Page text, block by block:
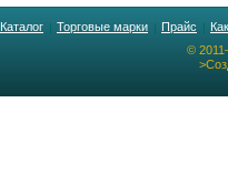
Каталог Торговые марки Прайс
©